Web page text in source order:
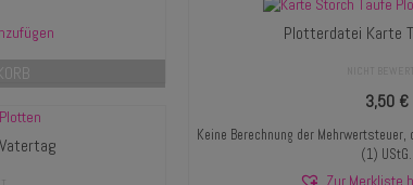
Plotterdatei Karte
3,50 €
Keine Berechnung der
(1) UStG.
Zur Merkliste